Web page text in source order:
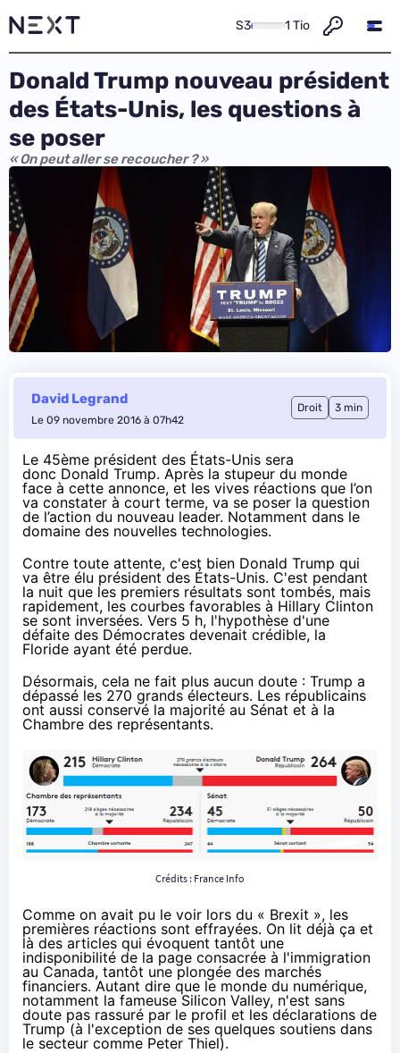
S3 1 Tio
Donald Trump nouveau président
des États-Unis, les questions à
se poser
« On peut aller se recoucher ? »
David Legrand
Le 09 novembre 2016 à 07h42
Droit 3 min
Le 45ème président des États-Unis sera
donc Donald Trump. Après la stupeur du monde
face à cette annonce, et les vives réactions que l’on
va constater à court terme, va se poser la question
de l’action du nouveau leader. Notamment dans le
domaine des nouvelles technologies.
Contre toute attente, c'est bien Donald Trump qui
va être élu président des États-Unis. C'est pendant
la nuit que les premiers résultats sont tombés, mais
rapidement, les courbes favorables à Hillary Clinton
se sont inversées. Vers 5 h, l'hypothèse d'une
défaite des Démocrates devenait crédible, la
Floride ayant été perdue.
Désormais, cela ne fait plus aucun doute : Trump a
dépassé les 270 grands électeurs. Les républicains
ont aussi conservé la majorité au Sénat et à la
Chambre des représentants.
Crédits : France Info
Comme on avait pu le voir lors du « Brexit », les
premières réactions sont effrayées. On lit déjà ça et
là des articles qui évoquent tantôt une
indisponibilité de la page consacrée à l'immigration
au Canada, tantôt uneplongée des marchés
financiers. Autant dire que le monde du numérique,
notamment la fameuse Silicon Valley, n'est sans
doute pas rassuré par le profil et les déclarations de
Trump (à l'exception de ses quelques soutiens dans
le secteur comme Peter Thiel).